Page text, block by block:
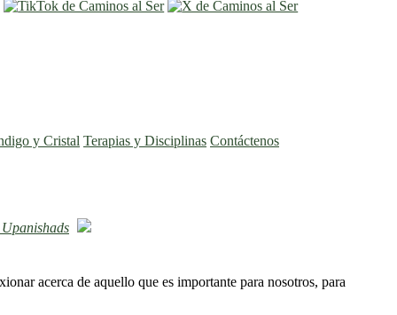
y Cristal Terapias y Disciplinas Contáctenos
acerca de aquello que es importante para nosotros, para